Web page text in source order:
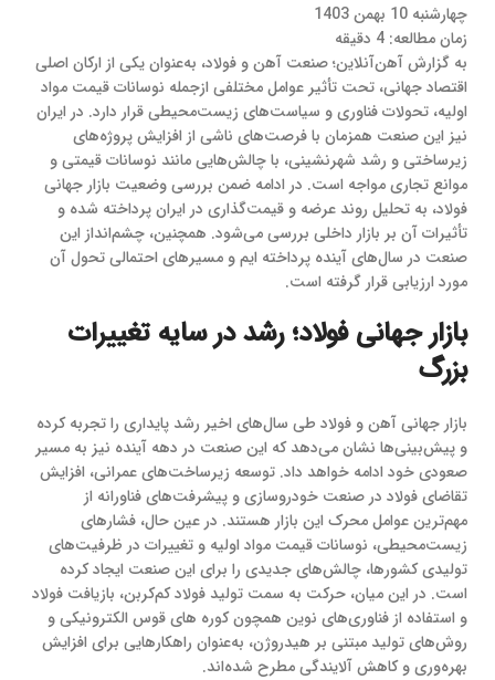
چهارشنبه 10 بهمن 1403
زمان مطالعه: 4 دقیقه
به گزارش آهن‌آنلاین؛ صنعت آهن و فولاد، به‌عنوان یکی از ارکان اصلی
اقتصاد جهانی، تحت تأثیر عوامل مختلفی ازجمله نوسانات قیمت مواد
اولیه، تحولات فناوری و سیاست‌های زیست‌محیطی قرار دارد. در ایران
نیز این صنعت همزمان با فرصت‌های ناشی از افزایش پروژه‌های
زیرساختی و رشد شهرنشینی، با چالش‌هایی مانند نوسانات قیمتی و
موانع تجاری مواجه است. در ادامه ضمن بررسی وضعیت بازار جهانی
فولاد، به تحلیل روند عرضه و قیمت‌گذاری در ایران پرداخته شده و
تأثیرات آن بر بازار داخلی بررسی می‌شود. همچنین، چشم‌انداز این
صنعت در سال‌های آینده پرداخته ‌ایم و مسیرهای احتمالی تحول آن
مورد ارزیابی قرار گرفته است.
بازار جهانی فولاد؛ رشد در سایه تغییرات
بزرگ
بازار جهانی آهن و فولاد طی سال‌های اخیر رشد پایداری را تجربه کرده
و پیش‌بینی‌ها نشان می‌دهد که این صنعت در دهه آینده نیز به مسیر
صعودی خود ادامه خواهد داد. توسعه زیرساخت‌های عمرانی، افزایش
تقاضای فولاد در صنعت خودروسازی و پیشرفت‌های فناورانه از
مهم‌ترین عوامل محرک این بازار هستند. در عین حال، فشارهای
زیست‌محیطی، نوسانات قیمت مواد اولیه و تغییرات در ظرفیت‌های
تولیدی کشورها، چالش‌های جدیدی را برای این صنعت ایجاد کرده
است. در این میان، حرکت به سمت تولید فولاد کم‌کربن، بازیافت فولاد
و استفاده از فناوری‌های نوین همچون کوره های قوس الکترونیکی و
روش‌های تولید مبتنی بر هیدروژن، به‌عنوان راهکارهایی برای افزایش
بهره‌وری و کاهش آلایندگی مطرح شده‌اند.